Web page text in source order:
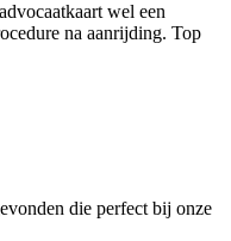
wel een
na aanrijding. Top
die perfect bij onze